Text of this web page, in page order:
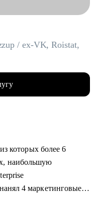
/ ex-VK, Roistat,
которых более 6
наибольшую
4 маркетинговые